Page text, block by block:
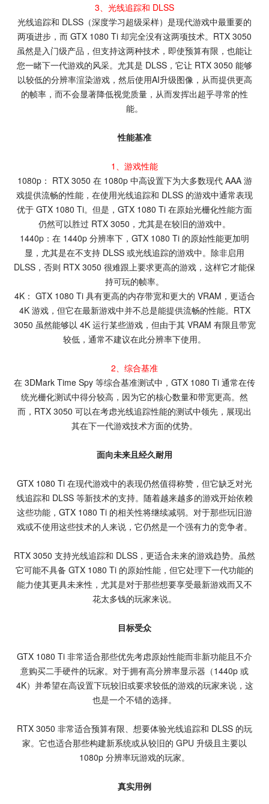
3、光线追踪和 DLSS
光线追踪和 DLSS（深度学习超级采样）是现代游戏中最重要的
两项进步，而 GTX 1080 Ti 却完全没有这两项技术。RTX 3050
虽然是入门级产品，但支持这两种技术，即使预算有限，也能让
您一睹下一代游戏的风采。尤其是 DLSS，它让 RTX 3050 能够
以较低的分辨率渲染游戏，然后使用AI升级图像，从而提供更高
的帧率，而不会显著降低视觉质量，从而发挥出超乎寻常的性
能。
性能基准
1、游戏性能
1080p： RTX 3050 在 1080p 中高设置下为大多数现代 AAA 游
戏提供流畅的性能，在使用光线追踪和 DLSS 的游戏中通常表现
优于 GTX 1080 Ti。但是，GTX 1080 Ti 在原始光栅化性能方面
仍然可以胜过 RTX 3050，尤其是在较旧的游戏中。
1440p：在 1440p 分辨率下，GTX 1080 Ti 的原始性能更加明
显，尤其是在不支持 DLSS 或光线追踪的游戏中。除非启用
DLSS，否则 RTX 3050 很难跟上要求更高的游戏，这样它才能保
持可玩的帧率。
4K： GTX 1080 Ti 具有更高的内存带宽和更大的 VRAM，更适合
4K 游戏，但它在最新游戏中并不总是能提供流畅的性能。RTX
3050 虽然能够以 4K 运行某些游戏，但由于其 VRAM 有限且带宽
较低，通常不建议在此分辨率下使用。
2、综合基准
在 3DMark Time Spy 等综合基准测试中，GTX 1080 Ti 通常在传
统光栅化测试中得分较高，因为它的核心数量和带宽更高。然
而，RTX 3050 可以在考虑光线追踪性能的测试中领先，展现出
其在下一代游戏技术方面的优势。
面向未来且经久耐用
GTX 1080 Ti 在现代游戏中的表现仍然值得称赞，但它缺乏对光
线追踪和 DLSS 等新技术的支持。随着越来越多的游戏开始依赖
这些功能，GTX 1080 Ti 的相关性将继续减弱。对于那些玩旧游
戏或不使用这些技术的人来说，它仍然是一个强有力的竞争者。
RTX 3050 支持光线追踪和 DLSS，更适合未来的游戏趋势。虽然
它可能不具备 GTX 1080 Ti 的原始性能，但它处理下一代功能的
能力使其更具未来性，尤其是对于那些想要享受最新游戏而又不
花太多钱的玩家来说。
目标受众
GTX 1080 Ti 非常适合那些优先考虑原始性能而非新功能且不介
意购买二手硬件的玩家。对于拥有高分辨率显示器（1440p 或
4K）并希望在高设置下玩较旧或要求较低的游戏的玩家来说，这
也是一个不错的选择。
RTX 3050 非常适合预算有限、想要体验光线追踪和 DLSS 的玩
家。它也适合那些构建新系统或从较旧的 GPU 升级且主要以
1080p 分辨率玩游戏的玩家。
真实用例